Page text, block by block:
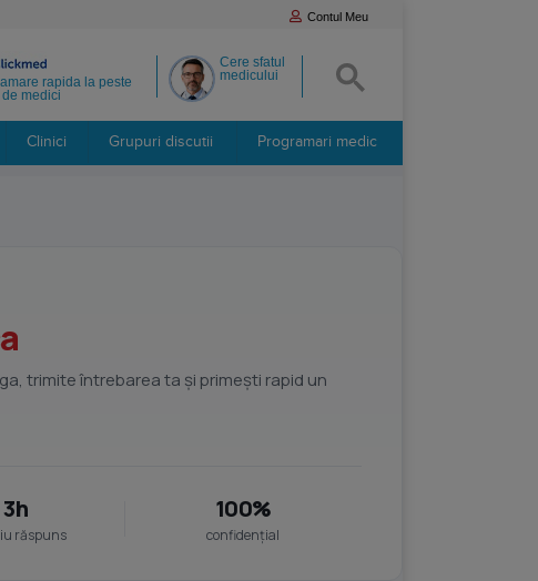
Contul Meu
Cere sfatul
medicului
rapida la peste
medici
Clinici Grupuri discutii Programari medic
trimite întrebarea ta și primești rapid un
răspuns
100%
confidențial